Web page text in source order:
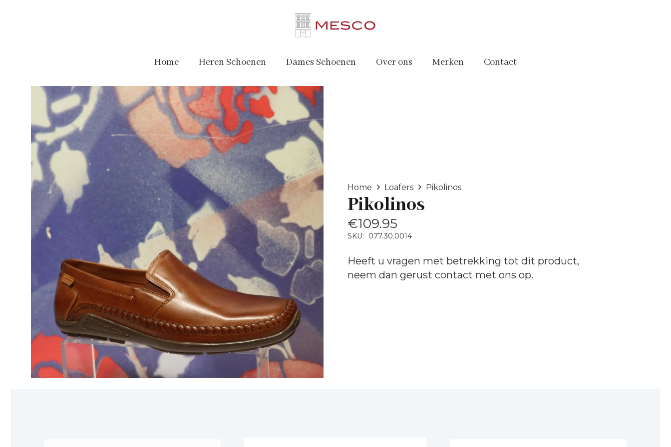
Home Heren Schoenen Dames Schoenen Over ons Merken Contact
Home Loafers Pikolinos
Pikolinos
€109.95
SKU: 077.30.0014
Heeft u vragen met betrekking tot dit product,
neem dan gerust contact met ons op.